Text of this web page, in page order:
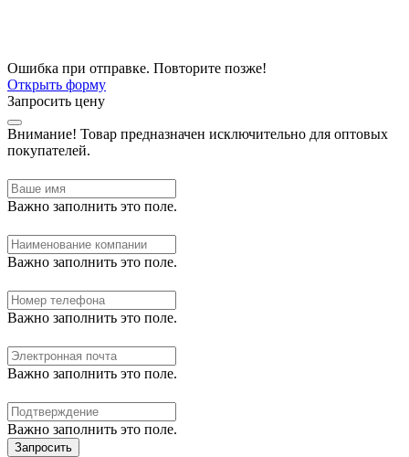
Ошибка при отправке. Повторите позже!
Открыть форму
Запросить цену
Внимание! Товар предназначен исключительно для оптовых
покупателей.
Важно заполнить это поле.
Важно заполнить это поле.
Важно заполнить это поле.
Важно заполнить это поле.
Важно заполнить это поле.
Запросить